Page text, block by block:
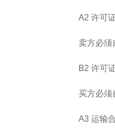
A2 许可
卖方必须
B2 许可
买方必须
A3 运输